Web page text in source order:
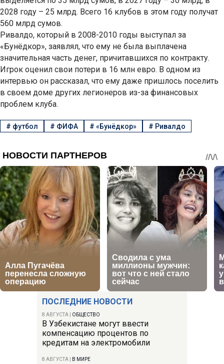
ПОСЛЕДНИЕ НОВОСТИ
8 АВГУСТА ОБЩЕСТВО
В Узбекистане могут ввести
компенсацию процентов по
кредитам на электромобили
8 АВГУСТА В МИРЕ
2028 году – 25 млрд. Всего 16 клубов в этом году получат
560 млрд сумов.
Ривалдо, который в 2008-2010 годы выступал за
«Бунёдкор», заявлял, что ему не была выплачена
значительная часть денег, причитавшихся по контракту.
Игрок оценил свои потери в 16 млн евро. В одном из
интервью он рассказал, что ему даже пришлось поселить
в своем доме других легионеров из-за финансовых
проблем клуба.
# футбол # ФИФА #«Бунёдкор» # Ривалдо